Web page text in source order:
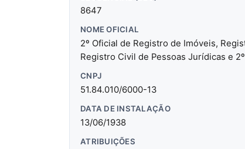
8647
NOME OFICIAL
2º Oficial de Registro de Imóveis,
Registro Civil de Pessoas Jurídicas e
CNPJ
51.84.010/6000-13
DATA DE INSTALAÇÃO
13/06/1938
ATRIBUIÇÕES